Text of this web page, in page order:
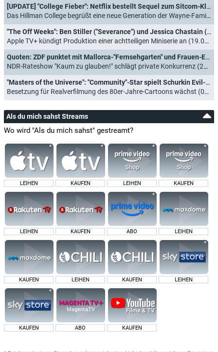
[UPDATE] "College Fieber": Netflix bestellt Sequel zum Sitcom-Klassiker
Das Hillman College begrüßt eine neue Generation der Wayne-Familie (11.11.2025)
"The Off Weeks": Ben Stiller ("Severance") und Jessica Chastain ("The Savant") in neuer Dramaserie
Apple TV+ kündigt Produktion einer achtteiligen Miniserie an (19.09.2025)
Quoten: ZDF punktet mit Mallorca-"Fernsehgarten" und Frauen-EM-Finale
NDR-Rateshow "Kaum zu glauben!" schlägt private Konkurrenz (28.07.2025)
"Masters of the Universe": "Community"-Star spielt Schurkin Evil-Lyn
Besetzung für Realverfilmung des 80er-Jahre-Cartoons wächst (06.09.2024)
Als du mich sahst Streams
Wo wird "Als du mich sahst" gestreamt?
LEIHEN KAUFEN LEIHEN KAUFEN
LEIHEN KAUFEN ABO LEIHEN
KAUFEN LEIHEN KAUFEN LEIHEN
KAUFEN
MagentaTV
ABO KAUFEN